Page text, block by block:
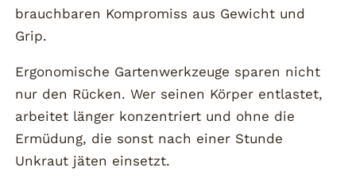
brauchbaren Kompromiss aus Gewicht und
Grip.
Ergonomische Gartenwerkzeuge sparen nicht
nur den Rücken. Wer seinen Körper entlastet,
arbeitet länger konzentriert und ohne die
Ermüdung, die sonst nach einer Stunde
Unkraut jäten einsetzt.